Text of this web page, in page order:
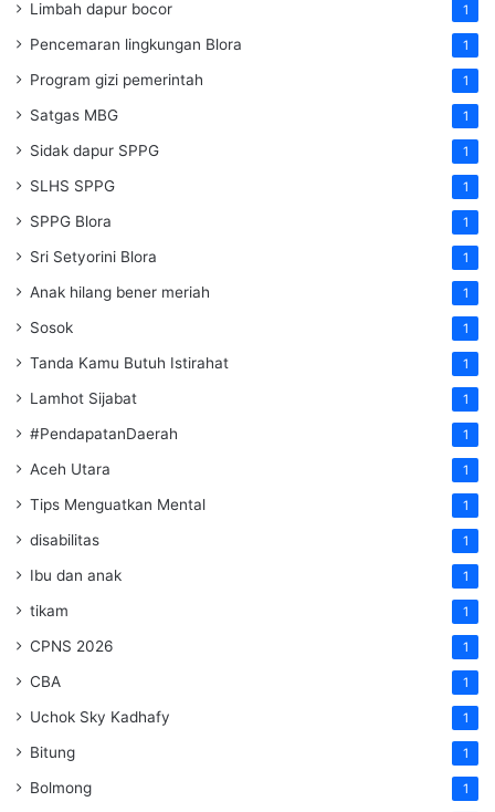
Limbah dapur bocor 1
Pencemaran lingkungan Blora 1
Program gizi pemerintah 1
Satgas MBG 1
Sidak dapur SPPG 1
SLHS SPPG 1
SPPG Blora 1
Sri Setyorini Blora 1
Anak hilang bener meriah 1
Sosok 1
Tanda Kamu Butuh Istirahat 1
Lamhot Sijabat 1
#PendapatanDaerah 1
Aceh Utara 1
Tips Menguatkan Mental 1
disabilitas 1
Ibu dan anak 1
tikam 1
CPNS 2026 1
CBA 1
Uchok Sky Kadhafy 1
Bitung 1
Bolmong 1